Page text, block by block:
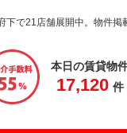
下で21店舗展開中。物件掲
本日の賃貸物
17,120 件